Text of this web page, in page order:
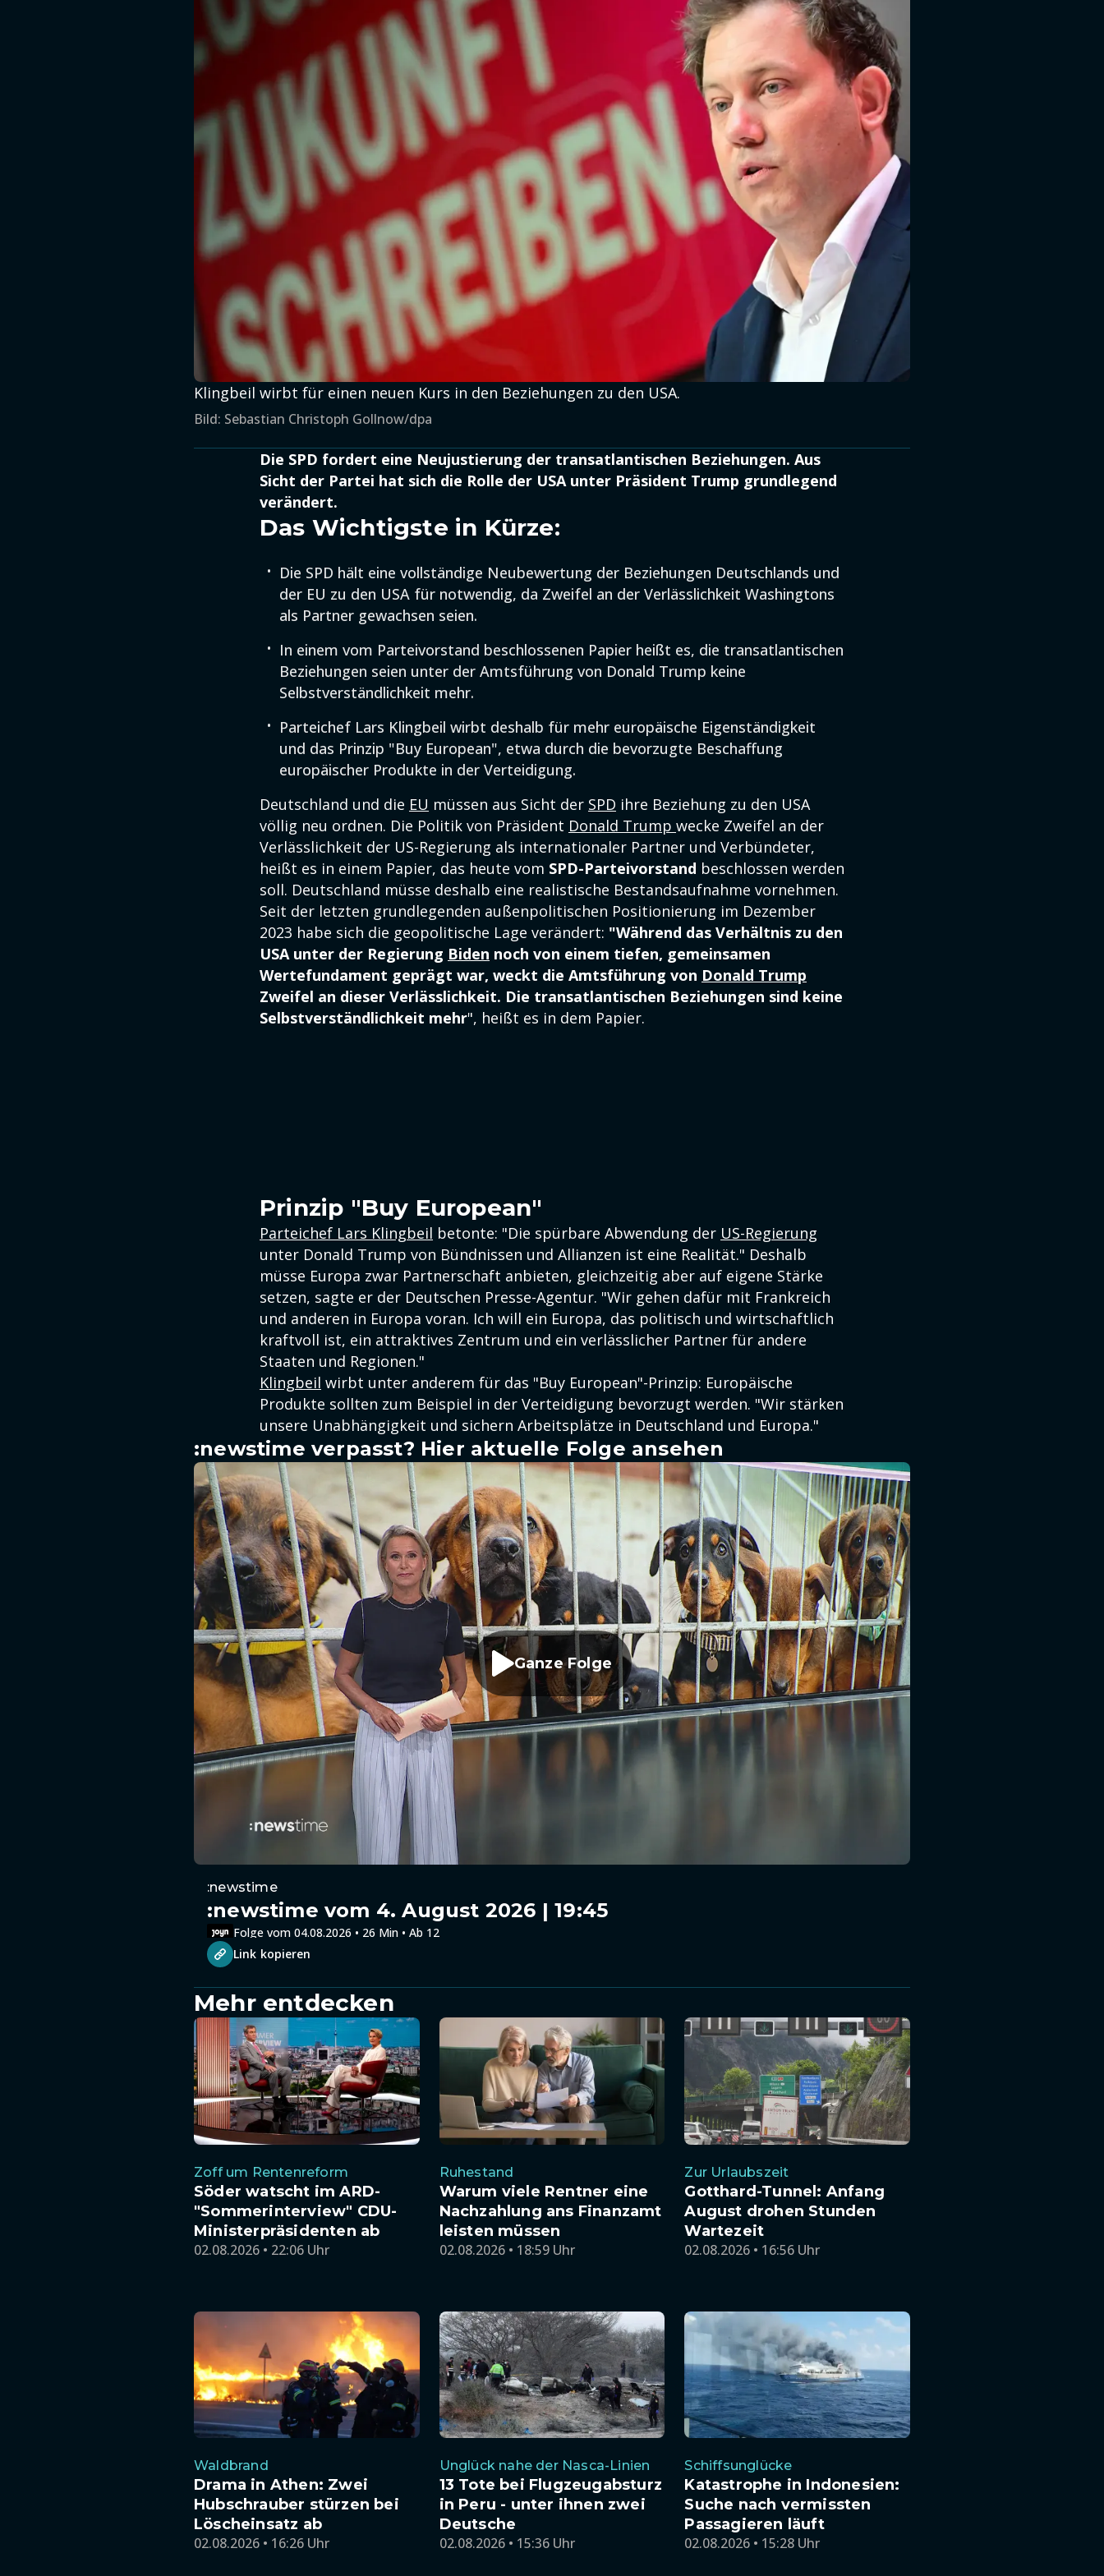
Klingbeil wirbt für einen neuen Kurs in den Beziehungen zu den USA.
Bild: Sebastian Christoph Gollnow/dpa
Die SPD fordert eine Neujustierung der transatlantischen Beziehungen. Aus
Sicht der Partei hat sich die Rolle der USA unter Präsident Trump grundlegend
verändert.
Das Wichtigste in Kürze:
Die SPD hält eine vollständige Neubewertung der Beziehungen Deutschlands und
der EU zu den USA für notwendig, da Zweifel an der Verlässlichkeit Washingtons
als Partner gewachsen seien.
In einem vom Parteivorstand beschlossenen Papier heißt es, die transatlantischen
Beziehungen seien unter der Amtsführung von Donald Trump keine
Selbstverständlichkeit mehr.
Parteichef Lars Klingbeil wirbt deshalb für mehr europäische Eigenständigkeit
und das Prinzip "Buy European", etwa durch die bevorzugte Beschaffung
europäischer Produkte in der Verteidigung.
Deutschland und die EU müssen aus Sicht der SPD ihre Beziehung zu den USA
völlig neu ordnen. Die Politik von Präsident Donald Trump wecke Zweifel an der
Verlässlichkeit der US-Regierung als internationaler Partner und Verbündeter,
heißt es in einem Papier, das heute vom SPD-Parteivorstand beschlossen werden
soll. Deutschland müsse deshalb eine realistische Bestandsaufnahme vornehmen.
Seit der letzten grundlegenden außenpolitischen Positionierung im Dezember
2023 habe sich die geopolitische Lage verändert: "Während das Verhältnis zu den
USA unter der Regierung Biden noch von einem tiefen, gemeinsamen
Wertefundament geprägt war, weckt die Amtsführung von Donald Trump
Zweifel an dieser Verlässlichkeit. Die transatlantischen Beziehungen sind keine
Selbstverständlichkeit mehr", heißt es in dem Papier.
Prinzip "Buy European"
Parteichef Lars Klingbeil betonte: "Die spürbare Abwendung der US-Regierung
unter Donald Trump von Bündnissen und Allianzen ist eine Realität." Deshalb
müsse Europa zwar Partnerschaft anbieten, gleichzeitig aber auf eigene Stärke
setzen, sagte er der Deutschen Presse-Agentur. "Wir gehen dafür mit Frankreich
und anderen in Europa voran. Ich will ein Europa, das politisch und wirtschaftlich
kraftvoll ist, ein attraktives Zentrum und ein verlässlicher Partner für andere
Staaten und Regionen."
Klingbeil wirbt unter anderem für das "Buy European"-Prinzip: Europäische
Produkte sollten zum Beispiel in der Verteidigung bevorzugt werden. "Wir stärken
unsere Unabhängigkeit und sichern Arbeitsplätze in Deutschland und Europa."
:newstime verpasst? Hier aktuelle Folge ansehen
Ganze Folge
:newstime
:newstime vom 4. August 2026 | 19:45
Folge vom 04.08.2026 • 26 Min • Ab 12
Link kopieren
Mehr entdecken
Zoff um Rentenreform
Söder watscht im ARD-
"Sommerinterview" CDU-
Ministerpräsidenten ab
02.08.2026 • 22:06 Uhr
Ruhestand
Warum viele Rentner eine
Nachzahlung ans Finanzamt
leisten müssen
02.08.2026 • 18:59 Uhr
Zur Urlaubszeit
Gotthard-Tunnel: Anfang
August drohen Stunden
Wartezeit
02.08.2026 • 16:56 Uhr
Waldbrand
Drama in Athen: Zwei
Hubschrauber stürzen bei
Löscheinsatz ab
02.08.2026 • 16:26 Uhr
Unglück nahe der Nasca-Linien
13 Tote bei Flugzeugabsturz
in Peru - unter ihnen zwei
Deutsche
02.08.2026 • 15:36 Uhr
Schiffsunglücke
Katastrophe in Indonesien:
Suche nach vermissten
Passagieren läuft
02.08.2026 • 15:28 Uhr